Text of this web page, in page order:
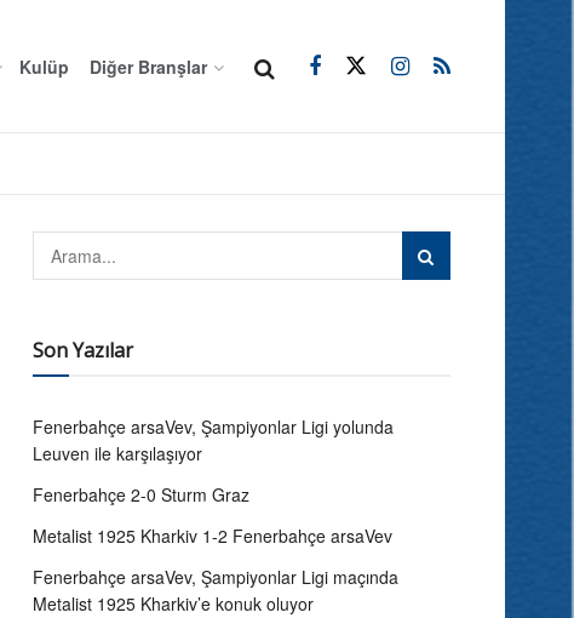
Kulüp Diğer Branşlar
Son Yazılar
Fenerbahçe arsaVev, Şampiyonlar Ligi yolunda
Leuven ile karşılaşıyor
Fenerbahçe 2-0 Sturm Graz
Metalist 1925 Kharkiv 1-2 Fenerbahçe arsaVev
Fenerbahçe arsaVev, Şampiyonlar Ligi maçında
Metalist 1925 Kharkiv’e konuk oluyor